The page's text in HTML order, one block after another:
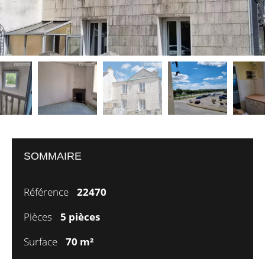
SOMMAIRE
Référence
22470
Pièces
5 pièces
Surface
70 m²